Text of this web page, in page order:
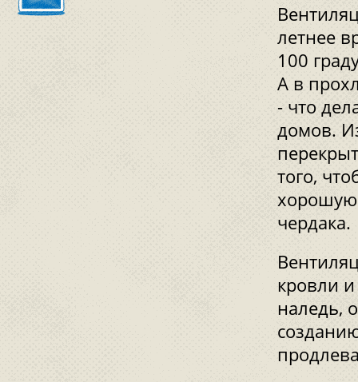
летнее
100
А в
- что
домов.
того,
хорошую
чердака.
кровли
наледь,